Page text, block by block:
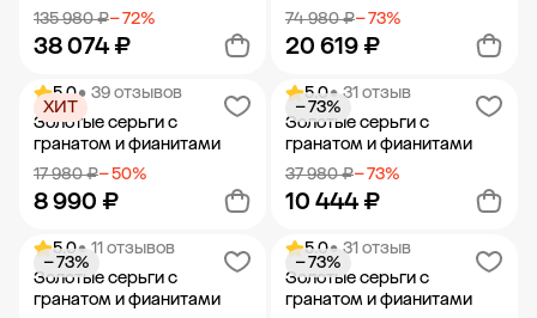
135 980 ₽− 72%
38 074 ₽
Добавить в корзину
74 980 ₽− 73%
20 619 ₽
Добавить в корзину
5.0• 39 отзывов
Золотые серьги с
гранатом и фианитами
17 980 ₽− 50%
8 990 ₽
ХИТ
Добавить в корзину
5.0• 31 отзыв
Золотые серьги с
гранатом и фианитами
37 980 ₽− 73%
10 444 ₽
− 73%
Добавить в корзину
5.0• 11 отзывов
Золотые серьги с
гранатом и фианитами
− 73%
5.0• 31 отзыв
Золотые серьги с
гранатом и фианитами
− 73%